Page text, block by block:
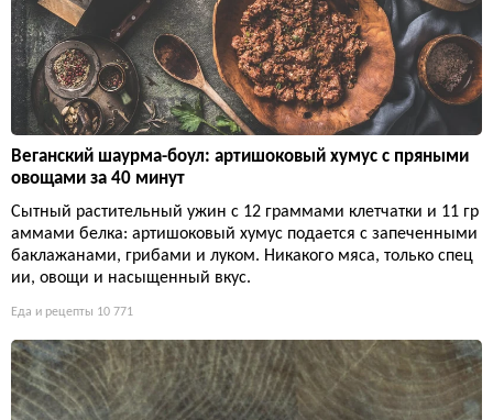
Веганский шаурма-боул: артишоковый хумус с пряными
овощами за 40 минут
Сытный растительный ужин с 12 граммами клетчатки и 11 гр
аммами белка: артишоковый хумус подается с запеченными
баклажанами, грибами и луком. Никакого мяса, только спец
ии, овощи и насыщенный вкус.
Еда и рецепты 10 771